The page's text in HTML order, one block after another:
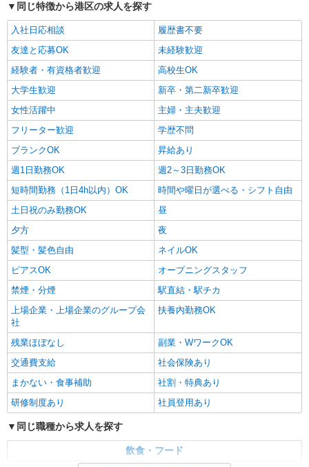
同じ特徴から港区の求人を探す
入社日応相談
履歴書不要
友達と応募OK
未経験歓迎
経験者・有資格者歓迎
高校生OK
大学生歓迎
新卒・第二新卒歓迎
女性活躍中
主婦・主夫歓迎
フリーター歓迎
学歴不問
ブランクOK
昇給あり
週1日勤務OK
週2～3日勤務OK
短時間勤務（1日4h以内）OK
時間や曜日が選べる・シフト自由
土日祝のみ勤務OK
昼
夕方
夜
髪型・髪色自由
ネイルOK
ピアスOK
オープニングスタッフ
禁煙・分煙
駅直結・駅チカ
上場企業・上場企業のグループ会
社
扶養内勤務OK
残業ほぼなし
副業・WワークOK
交通費支給
社会保険あり
まかない・食事補助
社割・特典あり
研修制度あり
社員登用あり
同じ職種から求人を探す
飲食・フード